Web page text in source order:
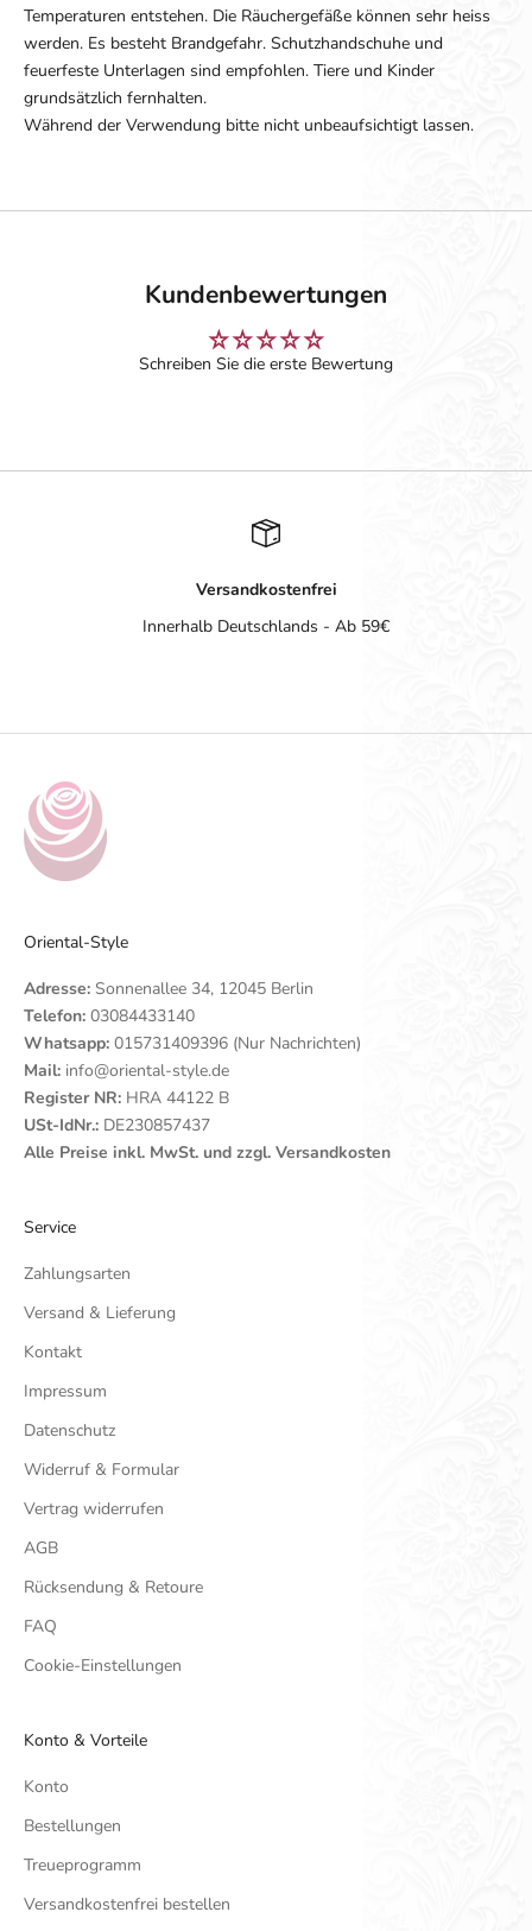
Temperaturen entstehen. Die Räuchergefäße können sehr heiss
werden. Es besteht Brandgefahr. Schutzhandschuhe und
feuerfeste Unterlagen sind empfohlen. Tiere und Kinder
grundsätzlich fernhalten.
Während der Verwendung bitte nicht unbeaufsichtigt lassen.
Kundenbewertungen
Schreiben Sie die erste Bewertung
Versandkostenfrei
Innerhalb Deutschlands - Ab 59€
Oriental-Style
Adresse: Sonnenallee 34, 12045 Berlin
Telefon: 03084433140
Whatsapp: 015731409396 (Nur Nachrichten)
Mail: info@oriental-style.de
Register NR: HRA 44122 B
USt-IdNr.: DE230857437
Alle Preise inkl. MwSt. und zzgl. Versandkosten
Service
Zahlungsarten
Versand & Lieferung
Kontakt
Impressum
Datenschutz
Widerruf & Formular
Vertrag widerrufen
AGB
Rücksendung & Retoure
FAQ
Cookie-Einstellungen
Konto & Vorteile
Konto
Bestellungen
Treueprogramm
Versandkostenfrei bestellen